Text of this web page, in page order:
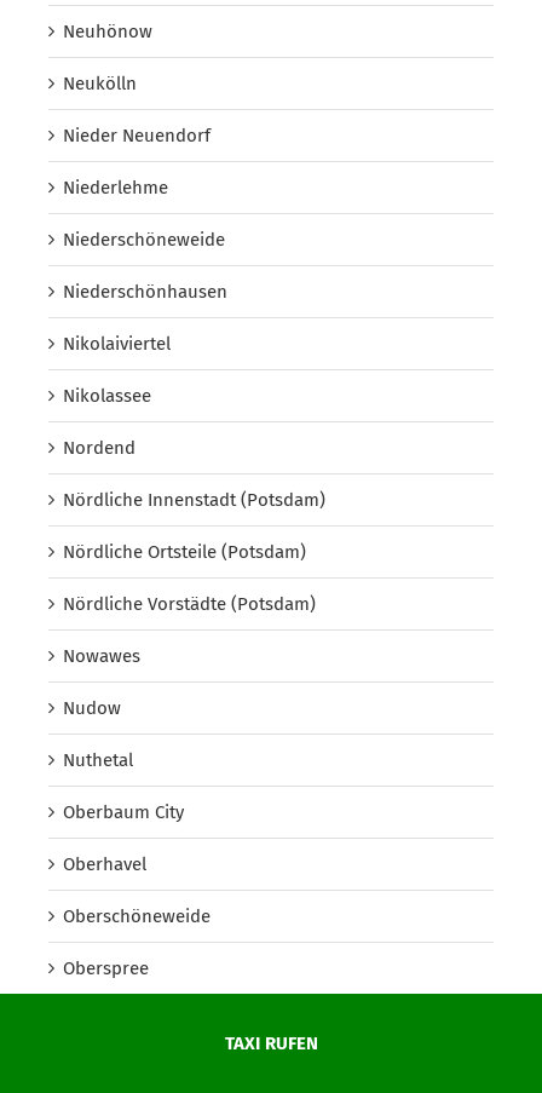
TAXI RUFEN
Neuhönow
Neukölln
Nieder Neuendorf
Niederlehme
Niederschöneweide
Niederschönhausen
Nikolaiviertel
Nikolassee
Nordend
Nördliche Innenstadt (Potsdam)
Nördliche Ortsteile (Potsdam)
Nördliche Vorstädte (Potsdam)
Nowawes
Nudow
Nuthetal
Oberbaum City
Oberhavel
Oberschöneweide
Oberspree